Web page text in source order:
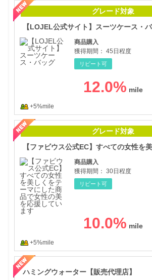
グレード対象
【LOJEL公式サイト】スーツケース・
商品購入
獲得期間： 45日程度
リピート可
12.0%
+5%mile
グレード対象
商品購入
獲得期間： 30日程度
リピート可
10.0%
+5%mile
ハミングウォーター【販売代理店】